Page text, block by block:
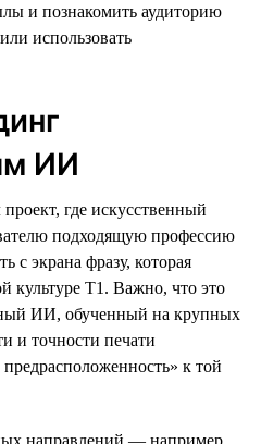
и познакомить аудиторию
использовать
ИИ
где искусственный
подходящую профессию
с экрана фразу, которая
культуре T1. Важно, что это
ИИ, обученный на крупных
и точности печати
к той
направлений — например,